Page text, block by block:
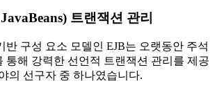
트랜잭션 관리
반 구성 요소 모델인 EJB는 오랫동안 주석
통해 강력한 선언적 트랜잭션 관리를 제공
의 선구자 중 하나였습니다.